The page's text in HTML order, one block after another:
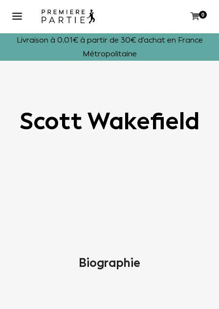
0
Livraison à 0,01€ à partir de 30€ d'achat en France
Métropolitaine
Scott Wakefield
Biographie